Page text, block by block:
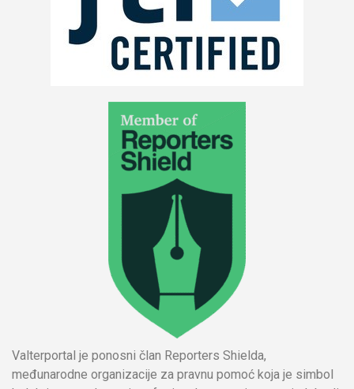
Valterportal je ponosni član Reporters Shielda,
međunarodne organizacije za pravnu pomoć koja je simbol